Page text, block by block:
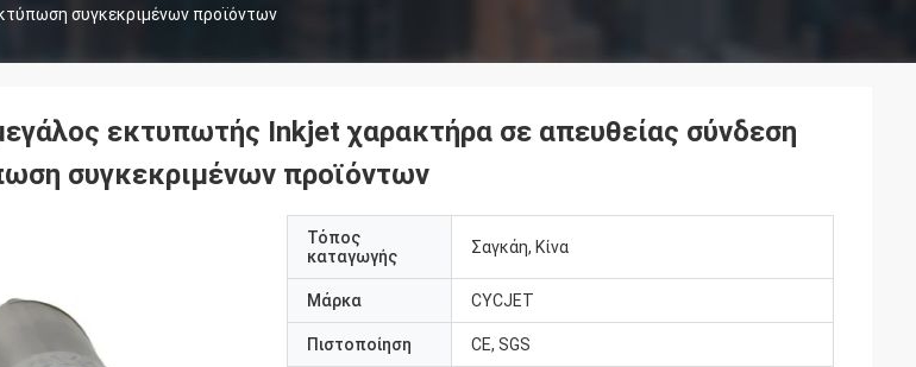
συγκεκριμένων προϊόντων
εκτυπωτής Inkjet χαρακτήρα σε απευθείας σύνδεση
συγκεκριμένων προϊόντων
Τόπος
καταγωγής
Σαγκάη, Κίνα
Μάρκα CYCJET
Πιστοποίηση CE, SGS